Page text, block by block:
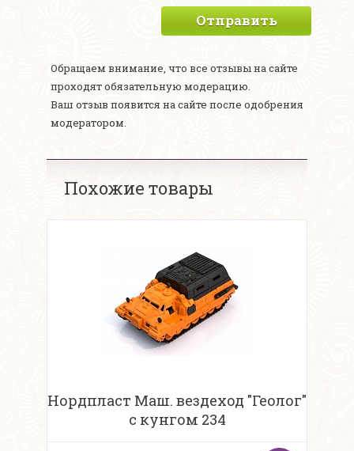
Отправить
Обращаем внимание, что все отзывы на сайте
проходят обязательную модерацию.
Ваш отзыв появится на сайте после одобрения
модератором.
Похожие товары
Нордпласт Маш. вездеход "Геолог"
с кунгом 234